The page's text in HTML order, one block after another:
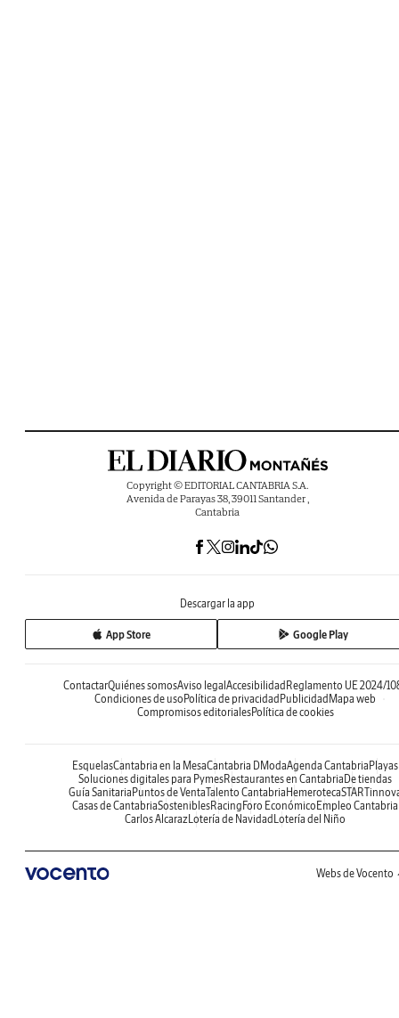
Copyright © EDITORIAL CANTABRIA S.A.
Avenida de Parayas 38, 39011 Santander ,
Cantabria
Descargar la app
App Store Google Play
ContactarQuiénes somosAviso legal Accesibilidad Reglamento UE 2024/
Condiciones de uso Política de privacidad Publicidad Mapa web
Compromisos editorialesPolítica de cookies
EsquelasCantabria en la MesaCantabria DModaAgenda Cantabria Playas
Soluciones digitales para PymesRestaurantes en Cantabria De tiendas
Guía Sanitaria Puntos de VentaTalento Cantabria Hemeroteca
Casas de CantabriaSosteniblesRacing Foro Económico Empleo Cantabria
Carlos AlcarazLotería de Navidad Lotería del Niño
Webs de Vocento